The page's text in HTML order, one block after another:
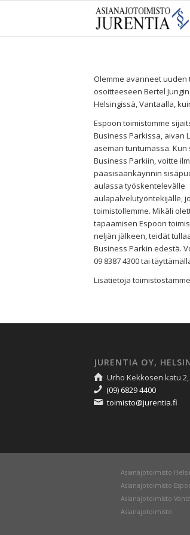
Olemme avanneet
osoitteeseen Bertel
Helsingissä, Vantaalla,
Espoon toimistomme
Business Parkissa, aivan
aseman tuntumassa.
Business Parkiin, voitte
pääsisäänkäynnin
aulassa työskentelevälle
aulapalvelutyöntekijälle,
toimistollemme. Mikäli
tapaamisen Espoon
neljän jälkeen, teidät
Business Parkin edestä.
09 8387 4300 tai
Lisätietoja
JURENTIA OY,
Urho Kekkosen katu
(09) 6829 4400
toimisto@jurentia.fi
Asianajotoimisto
Asianajotoimisto
Asianajotoimisto
Asianajotoimisto